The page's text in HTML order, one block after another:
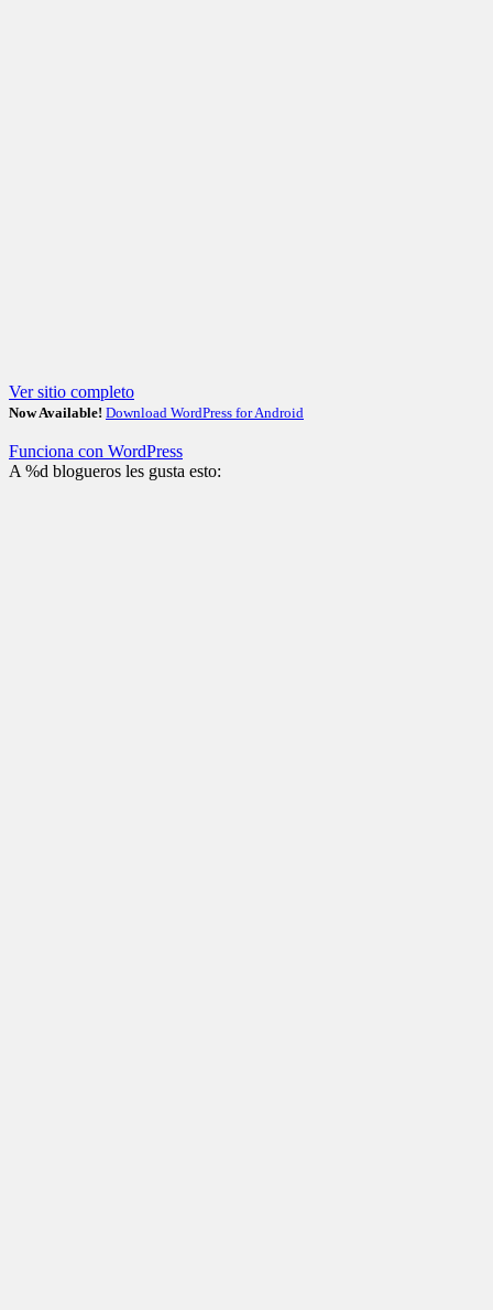
Ver sitio completo
Now Available! Download WordPress for Android
Funciona con WordPress
A%d blogueros les gusta esto: